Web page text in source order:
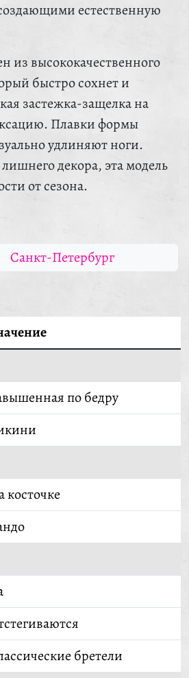
естественную
из высококачественного
быстро сохнет и
застежка-защелка на
Плавки формы
удлиняют ноги.
декора, эта модель
от сезона.
Санкт-Петербург
по бедру
косточке
бретели